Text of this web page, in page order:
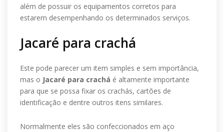
além de possuir os equipamentos corretos para
estarem desempenhando os determinados serviços.
Jacaré para crachá
Este pode parecer um item simples e sem importância,
mas o Jacaré para crachá é altamente importante
para que se possa fixar os crachás, cartões de
identificação e dentre outros itens similares.
Normalmente eles são confeccionados em aço